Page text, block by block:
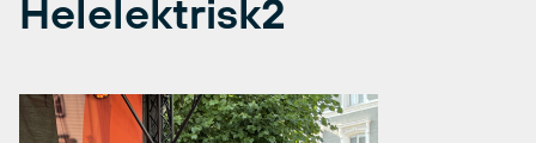
Helelektrisk2